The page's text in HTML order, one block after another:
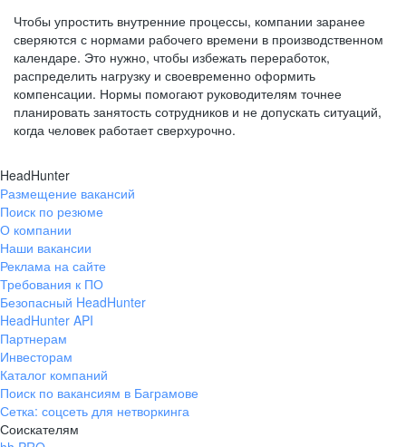
Чтобы упростить внутренние процессы, компании заранее
сверяются с нормами рабочего времени в производственном
календаре. Это нужно, чтобы избежать переработок,
распределить нагрузку и своевременно оформить
компенсации. Нормы помогают руководителям точнее
планировать занятость сотрудников и не допускать ситуаций,
когда человек работает сверхурочно.
HeadHunter
Размещение вакансий
Поиск по резюме
О компании
Наши вакансии
Реклама на сайте
Требования к ПО
Безопасный HeadHunter
HeadHunter API
Партнерам
Инвесторам
Каталог компаний
Поиск по вакансиям в Баграмове
Сетка: соцсеть для нетворкинга
Соискателям